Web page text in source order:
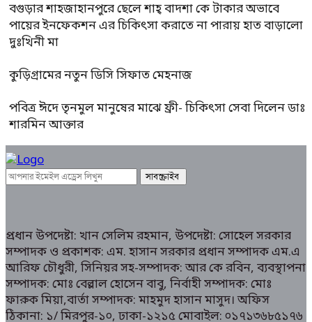
বগুড়ার শাহজাহানপুরে ছেলে শাহ্ বাদশা কে টাকার অভাবে
পায়ের ইনফেকশন এর চিকিৎসা করাতে না পারায় হাত বাড়ালো
দুঃখিনী মা
কুড়িগ্রামের নতুন ডিসি সিফাত মেহনাজ
পবিত্র ঈদে তৃনমুল মানুষের মাঝে ফ্রী- চিকিৎসা সেবা দিলেন ডাঃ
শারমিন আক্তার
প্রধান উপদেষ্টা: খান সেলিম রহমান, উপদেষ্টা: সোহেল সরকার
সম্পাদক ও প্রকাশক: এম. হাসান সরকার প্রধান সম্পাদক এম.এ
আরিফ চৌধুরী, সিনিয়র সহ-সম্পাদক: আর কে রবিন, ব্যবস্থাপনা
সম্পাদক: মোঃ বেল্লাল হোসেন বাবু, নির্বাহী সম্পাদক: মোঃ
ফারুক মিয়া,বার্তা সম্পাদক: মাহমুদ হাসান মাসুদ। অফিস
ঠিকানা: ১/ মিরপুর-১০, ঢাকা-১২১৫ মোবাইল: ০১৭১৩৬৮৫১৭৬